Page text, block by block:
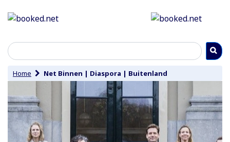
Home Net Binnen | Diaspora | Buitenland